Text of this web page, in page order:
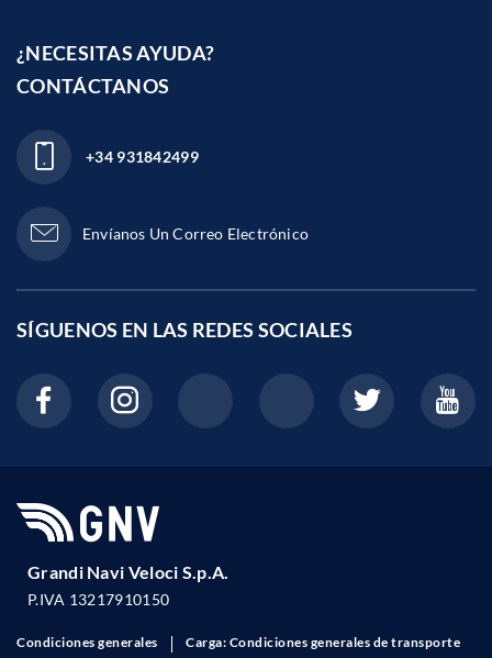
¿NECESITAS AYUDA?
CONTÁCTANOS
+34 931842499
Envíanos Un Correo Electrónico
SÍGUENOS EN LAS REDES SOCIALES
Grandi Navi Veloci S.p.A.
P.IVA 13217910150
Condiciones generales Carga: Condiciones generales de transporte